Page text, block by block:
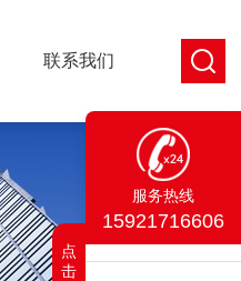
联系我们
服务热线
15921716606
点
击